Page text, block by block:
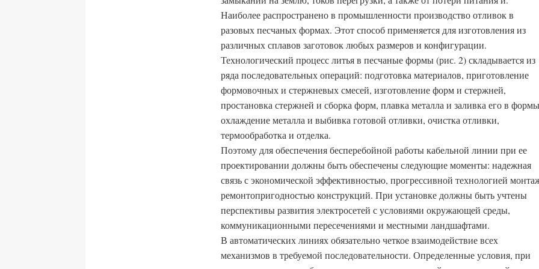
Наиболее распространено в промышленности производство отливок в
разовых песчаных формах. Этот способ применяется для изготовления из
различных сплавов заготовок любых размеров и конфигурации.
Технологический процесс литья в песчаные формы (рис. 2) складывается из
ряда последовательных операций: подготовка материалов, приготовление
формовочных и стержневых смесей, изготовление форм и стержней,
простановка стержней и сборка форм, плавка металла и заливка его в
охлаждение металла и выбивка готовой отливки, очистка отливки,
термообработка и отделка.
Поэтому для обеспечения бесперебойной работы кабельной линии при ее
проектировании должны быть обеспечены следующие моменты: надежная
связь с экономической эффективностью, прогрессивной технологией
ремонтопригодностью конструкций. При установке должны быть учтены
перспективы развития электросетей с условиями окружающей среды,
коммуникационными пересечениями и местными ландшафтами.
В автоматических линиях обязательно четкое взаимодействие всех
механизмов в требуемой последовательности. Определенные условия, при